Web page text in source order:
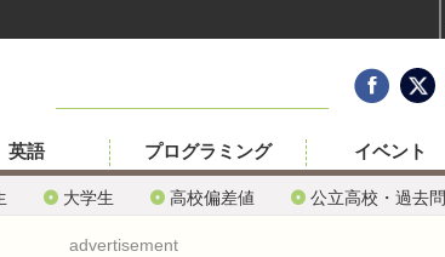
大学生 高校偏差値 公立高校・過去問
英語 プログラミング イベント
advertisement